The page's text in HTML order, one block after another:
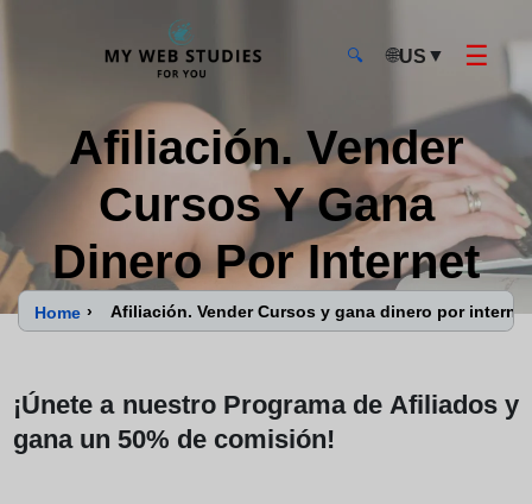
MyWebStudies - Página de inicio
🔍 🌐US ▼ ☰
Afiliación. Vender
Cursos Y Gana
Dinero Por Internet
Home › Afiliación. Vender Cursos y gana dinero por internet
¡Únete a nuestro Programa de Afiliados y
gana un 50% de comisión!